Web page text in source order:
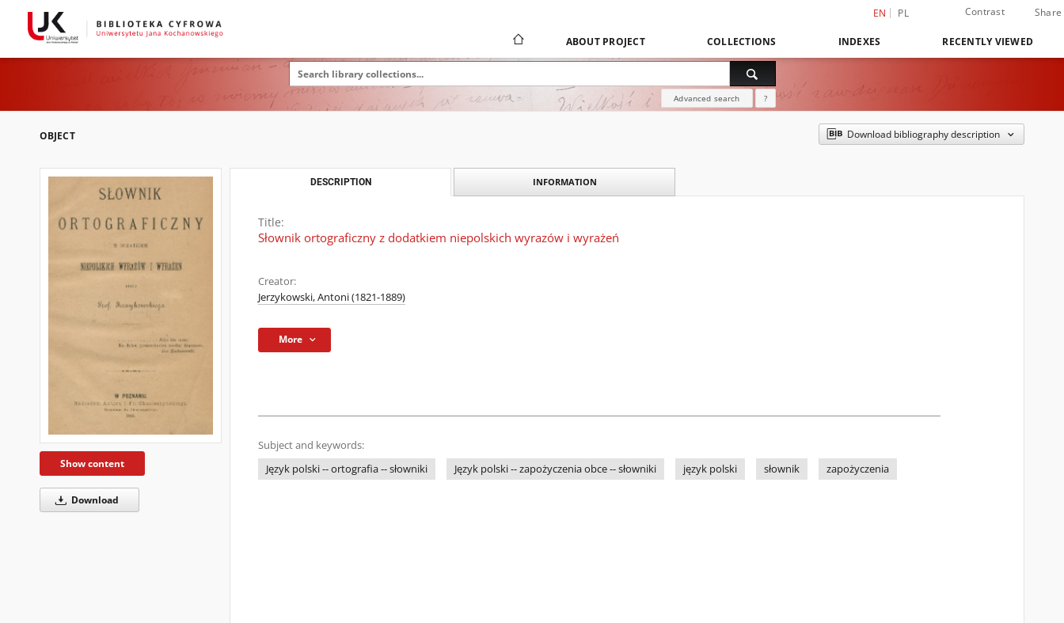
EN PL Contrast Share
ABOUT PROJECT COLLECTIONS INDEXES RECENTLY VIEWED
Advanced search ?
OBJECT Download bibliography description
Show content
Download
DESCRIPTION INFORMATION
Title:
Słownik ortograficzny z dodatkiem niepolskich wyrazów i wyrażeń
Creator:
Jerzykowski, Antoni (1821-1889)
More
Subject and keywords:
Język polski -- ortografia -- słowniki
Język polski -- zapożyczenia obce -- słowniki język polski słownik zapożyczenia